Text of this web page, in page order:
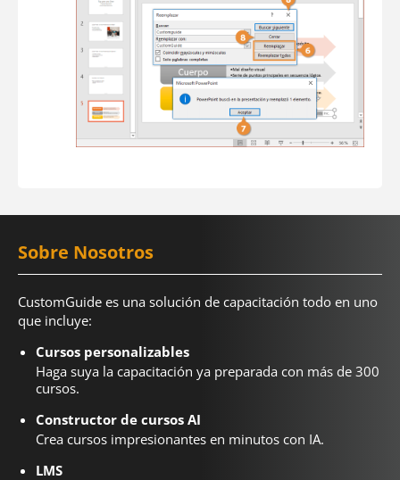
Sobre Nosotros
CustomGuide es una solución de capacitación todo en uno
que incluye:
Cursos personalizables
Haga suya la capacitación ya preparada con más de 300
cursos.
Constructor de cursos AI
Crea cursos impresionantes en minutos con IA.
LMS